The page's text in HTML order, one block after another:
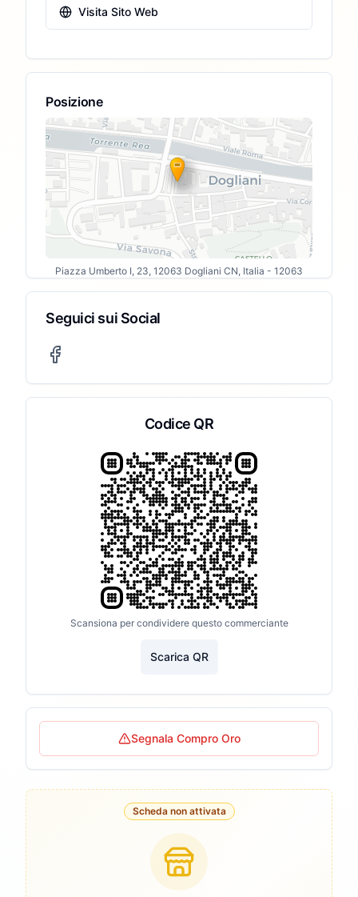
Visita Sito Web
Posizione
Piazza Umberto I, 23, 12063 Dogliani CN, Italia - 12063
Seguici sui Social
Codice QR
Scansiona per condividere questo commerciante
Scarica QR
Segnala Compro Oro
Scheda non attivata